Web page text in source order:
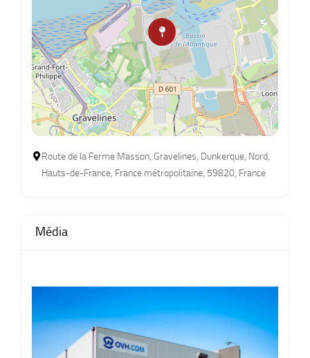
Route de la Ferme Masson, Gravelines, Dunkerque, Nord,
Hauts-de-France, France métropolitaine, 59820, France
Média